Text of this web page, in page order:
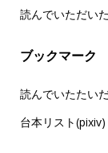
読んでいただい
ブックマーク
読んでいたたい
台本リスト(pixiv)